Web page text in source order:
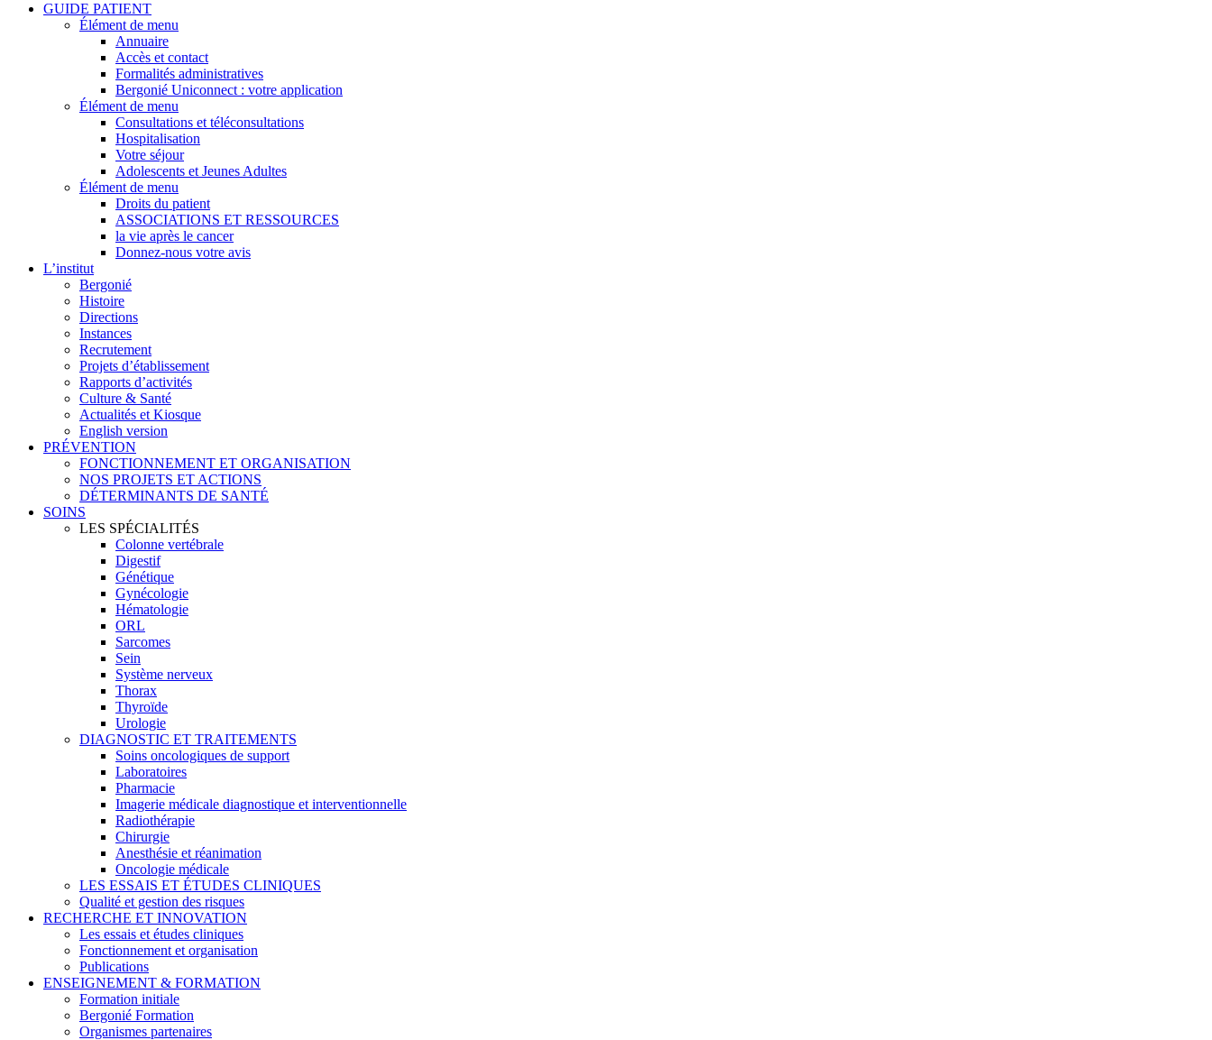
GUIDE PATIENT
Élément de menu
Annuaire
Accès et contact
Formalités administratives
Bergonié Uniconnect : votre application
Élément de menu
Consultations et téléconsultations
Hospitalisation
Votre séjour
Adolescents et Jeunes Adultes
Élément de menu
Droits du patient
ASSOCIATIONS ET RESSOURCES
la vie après le cancer
Donnez-nous votre avis
L’institut
Bergonié
Histoire
Directions
Instances
Recrutement
Projets d’établissement
Rapports d’activités
Culture & Santé
Actualités et Kiosque
English version
PRÉVENTION
FONCTIONNEMENT ET ORGANISATION
NOS PROJETS ET ACTIONS
DÉTERMINANTS DE SANTÉ
SOINS
LES SPÉCIALITÉS
Colonne vertébrale
Digestif
Génétique
Gynécologie
Hématologie
ORL
Sarcomes
Sein
Système nerveux
Thorax
Thyroïde
Urologie
DIAGNOSTIC ET TRAITEMENTS
Soins oncologiques de support
Laboratoires
Pharmacie
Imagerie médicale diagnostique et interventionnelle
Radiothérapie
Chirurgie
Anesthésie et réanimation
Oncologie médicale
LES ESSAIS ET ÉTUDES CLINIQUES
Qualité et gestion des risques
RECHERCHE ET INNOVATION
Les essais et études cliniques
Fonctionnement et organisation
Publications
ENSEIGNEMENT & FORMATION
Formation initiale
Bergonié Formation
Organismes partenaires